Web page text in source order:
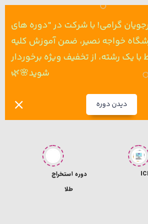
گرامی! با شرکت در "دوره های
خواجه نصیر، ضمن آموزش کلیه
یک رشته، از تخفیف ویژه برخوردار
شوید🌸🌿
دیدن دوره
دوره استخراج
طلا